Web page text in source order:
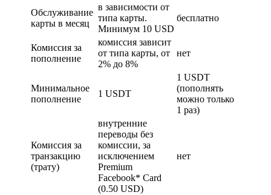
Обслуживание
карты в месяц
в зависимости от
типа карты.
Минимум 10 USD
бесплатно
Комиссия за
пополнение
комиссия зависит
от типа карты, от
2% до 8%
нет
Минимальное
пополнение
1 USDT
1 USDT
(пополнять
можно только
1 раз)
Комиссия за
транзакцию
(трату)
внутренние
переводы без
комиссии, за
исключением
Premium
Facebook* Card
(0.50 USD)
нет